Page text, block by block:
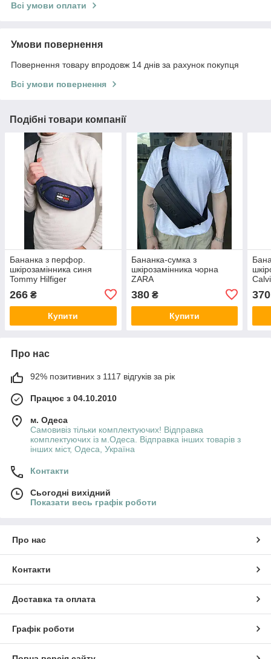
Всі умови оплати
Умови повернення
Повернення товару впродовж 14 днів за рахунок покупця
Всі умови повернення
Подібні товари компанії
Бананка з перфор.
шкірозамінника синя
Tommy Hilfiger
266 ₴
Купити
Бананка-сумка з
шкірозамінника чорна
ZARA
380₴
Купити
370
Про нас
92% позитивних з 1117 відгуків за рік
Працює з 04.10.2010
м. Одеса
Самовивіз тільки комплектуючих! Відправка
комплектуючих із м.Одеса. Відправка інших товарів з
інших міст, Одеса, Україна
Контакти
Сьогодні вихідний
Показати весь графік роботи
Про нас
Контакти
Доставка та оплата
Графік роботи